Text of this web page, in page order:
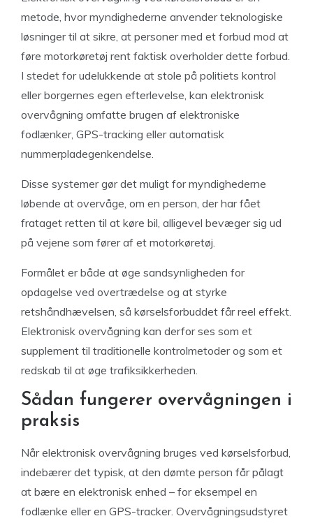
metode, hvor myndighederne anvender teknologiske
løsninger til at sikre, at personer med et forbud mod at
føre motorkøretøj rent faktisk overholder dette forbud.
I stedet for udelukkende at stole på politiets kontrol
eller borgernes egen efterlevelse, kan elektronisk
overvågning omfatte brugen af elektroniske
fodlænker, GPS-tracking eller automatisk
nummerpladegenkendelse.
Disse systemer gør det muligt for myndighederne
løbende at overvåge, om en person, der har fået
frataget retten til at køre bil, alligevel bevæger sig ud
på vejene som fører af et motorkøretøj.
Formålet er både at øge sandsynligheden for
opdagelse ved overtrædelse og at styrke
retshåndhævelsen, så kørselsforbuddet får reel effekt.
Elektronisk overvågning kan derfor ses som et
supplement til traditionelle kontrolmetoder og som et
redskab til at øge trafiksikkerheden.
Sådan fungerer overvågningen i
praksis
Når elektronisk overvågning bruges ved kørselsforbud,
indebærer det typisk, at den dømte person får pålagt
at bære en elektronisk enhed – for eksempel en
fodlænke eller en GPS-tracker. Overvågningsudstyret